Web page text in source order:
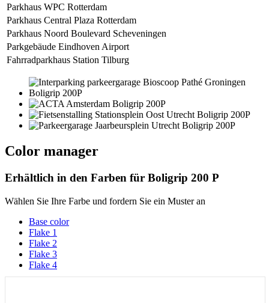
Parkhaus WPC Rotterdam
Parkhaus Central Plaza Rotterdam
Parkhaus Noord Boulevard Scheveningen
Parkgebäude Eindhoven Airport
Fahrradparkhaus Station Tilburg
Color manager
Erhältlich in den Farben für Boligrip 200 P
Wählen Sie Ihre Farbe und fordern Sie ein Muster an
Base color
Flake 1
Flake 2
Flake 3
Flake 4